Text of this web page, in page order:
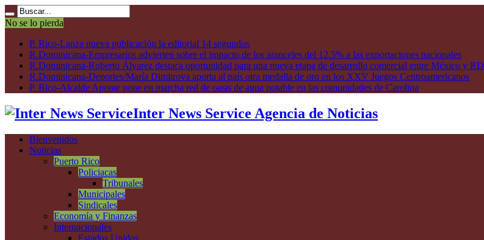
No se lo pierda
P. Rico-Lanza nueva publicación la editorial 14 segundos
R.Dominicana-Empresarios advierten sobre el impacto de los aranceles del 12.5% a las exportaciones nacionales
R.Dominicana-Roberto Álvarez destaca oportunidad para una nueva etapa de desarrollo comercial entre México y RD
R.Dominicana-Deportes/María Dimitrova aporta al país otra medalla de oro en los XXV Juegos Centroamericanos
P. Rico-Alcalde Aponte pone en marcha red de oasis de agua potable en las comunidades de Carolina
Inter News Service Agencia de Noticias
Bienvenidos
Noticias
Puerto Rico
Policiacas
Tribunales
Municipales
Sindicales
Economía y Finanzas
Internacionales
Estados Unidos